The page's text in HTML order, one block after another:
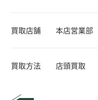
買取店舗 本店営業部
買取方法 店頭買取